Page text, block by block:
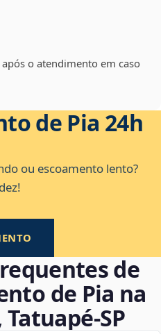
o atendimento em caso
de Pia 24h
ou escoamento lento?
de
de Pia na